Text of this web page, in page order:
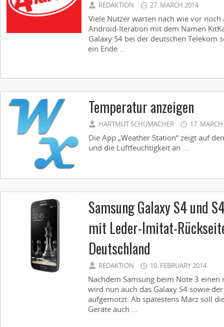
REDAKTION 27. MARCH 2014
Viele Nutzer warten nach wie vor
Android-Iteration mit dem Namen
Galaxy S4 bei der deutschen Telekom
ein Ende ...
Temperatur anzeigen
HARTMUT SCHUMACHER 17.
Die App „Weather Station“ zeigt auf
und die Luftfeuchtigkeit an ...
Samsung Galaxy S4 und
mit Leder-Imitat-
Deutschland
REDAKTION 10. FEBRUARY 2014
Nachdem Samsung beim Note 3
wird nun auch das Galaxy S4 sowie
aufgemotzt. Ab spätestens März soll
Geräte auch ...